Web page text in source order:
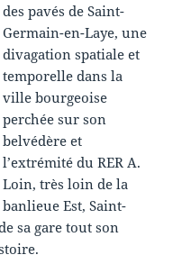
des pavés de Saint-
Germain-en-Laye, une
divagation spatiale et
temporelle dans la
ville bourgeoise
perchée sur son
belvédère et
l’extrémité du RER A.
Loin, très loin de la
banlieue Est, Saint-
sa gare tout son